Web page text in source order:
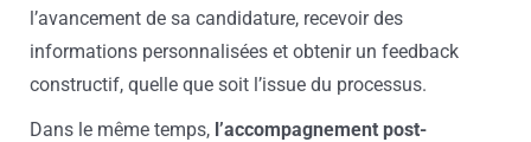
l’avancement de sa candidature, recevoir des
informations personnalisées et obtenir un feedback
constructif, quelle que soit l’issue du processus.
Dans le même temps, l’accompagnement post-